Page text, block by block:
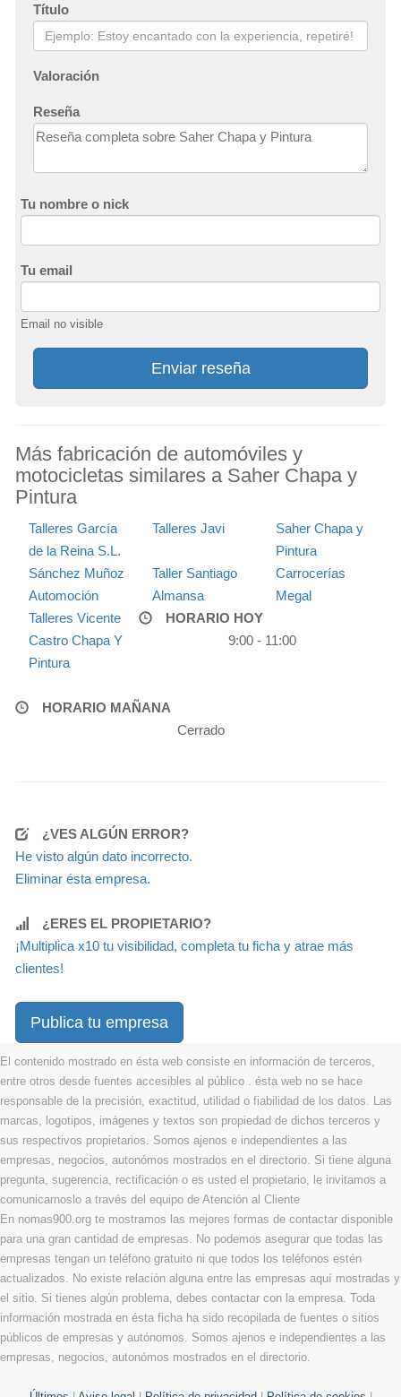
Título
Valoración
Reseña
Tu nombre o nick
Tu email
Email no visible
Enviar reseña
Más fabricación de automóviles y
motocicletas similares a Saher Chapa y
Pintura
Talleres García
de la Reina S.L.
Talleres Javi
Saher Chapa y
Pintura
Sánchez Muñoz
Automoción
Taller Santiago
Almansa
Carrocerías
Megal
Talleres Vicente
Castro Chapa Y
Pintura
HORARIO HOY
9:00 - 11:00
HORARIO MAÑANA
Cerrado
¿VES ALGÚN ERROR?
He visto algún dato incorrecto.
Eliminar ésta empresa.
¿ERES EL PROPIETARIO?
¡Multiplica x10 tu visibilidad, completa tu ficha y atrae más
clientes!
Publica tu empresa
El contenido mostrado en ésta web consiste en información de terceros,
entre otros desde fuentes accesibles al público . ésta web no se hace
responsable de la precisión, exactitud, utilidad o fiabilidad de los datos. Las
marcas, logotipos, imágenes y textos son propiedad de dichos terceros y
sus respectivos propietarios. Somos ajenos e independientes a las
empresas, negocios, autonómos mostrados en el directorio. Si tiene alguna
pregunta, sugerencia, rectificación o es usted el propietario, le invitamos a
comunicarnoslo a través del equipo de Atención al Cliente
En nomas900.org te mostramos las mejores formas de contactar disponible
para una gran cantidad de empresas. No podemos asegurar que todas las
empresas tengan un teléfono gratuito ni que todos los teléfonos estén
actualizados. No existe relación alguna entre las empresas aquí mostradas y
el sitio. Si tienes algún problema, debes contactar con la empresa. Toda
información mostrada en ésta ficha ha sido recopilada de fuentes o sitios
públicos de empresas y autónomos. Somos ajenos e independientes a las
empresas, negocios, autonómos mostrados en el directorio.